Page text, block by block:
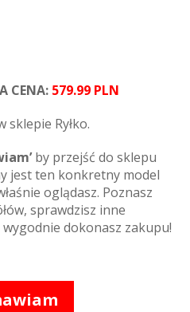
CENA: 579.99 PLN
sklepie Ryłko.
by przejść do sklepu
jest ten konkretny model
oglądasz. Poznasz
sprawdzisz inne
dokonasz zakupu!